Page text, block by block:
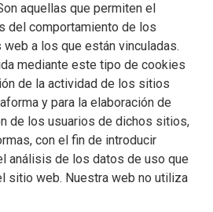
aquellas que permiten el
del comportamiento de los
a los que están vinculadas.
mediante este tipo de cookies
de la actividad de los sitios
y para la elaboración de
de los usuarios de dichos sitios,
con el fin de introducir
análisis de los datos de uso que
sitio web. Nuestra web no utiliza